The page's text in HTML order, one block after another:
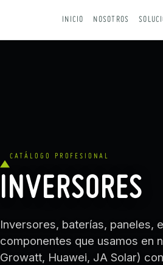
INICIO NOSOTROS
CATÁLOGO PROFESIONAL
INVERSORES
Inversores, baterías,
componentes que usamos en
Growatt, Huawei, JA Solar)